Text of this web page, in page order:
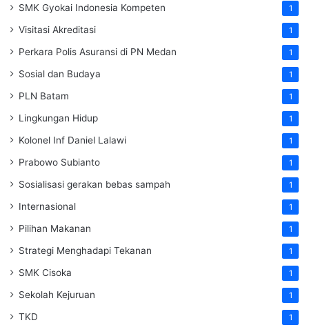
SMK Gyokai Indonesia Kompeten 1
Visitasi Akreditasi 1
Perkara Polis Asuransi di PN Medan 1
Sosial dan Budaya 1
PLN Batam 1
Lingkungan Hidup 1
Kolonel Inf Daniel Lalawi 1
Prabowo Subianto 1
Sosialisasi gerakan bebas sampah 1
Internasional 1
Pilihan Makanan 1
Strategi Menghadapi Tekanan 1
SMK Cisoka 1
Sekolah Kejuruan 1
TKD 1